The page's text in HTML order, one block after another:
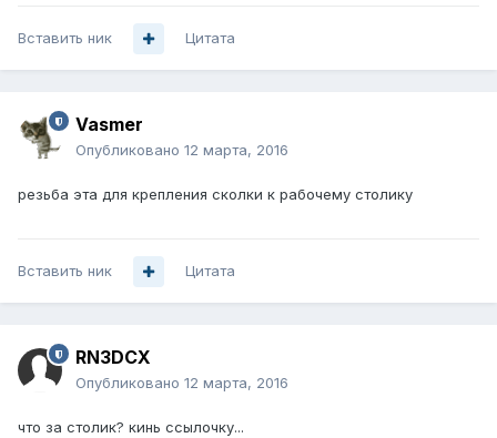
Вставить ник Цитата
Vasmer
Опубликовано 12 марта, 2016
резьба эта для крепления сколки к рабочему столику
Вставить ник Цитата
RN3DCX
Опубликовано 12 марта, 2016
что за столик? кинь ссылочку...